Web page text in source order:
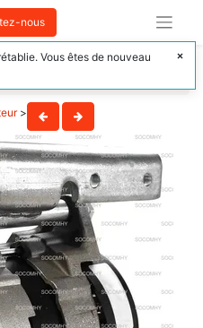
nous
>
Vous êtes de nouveau